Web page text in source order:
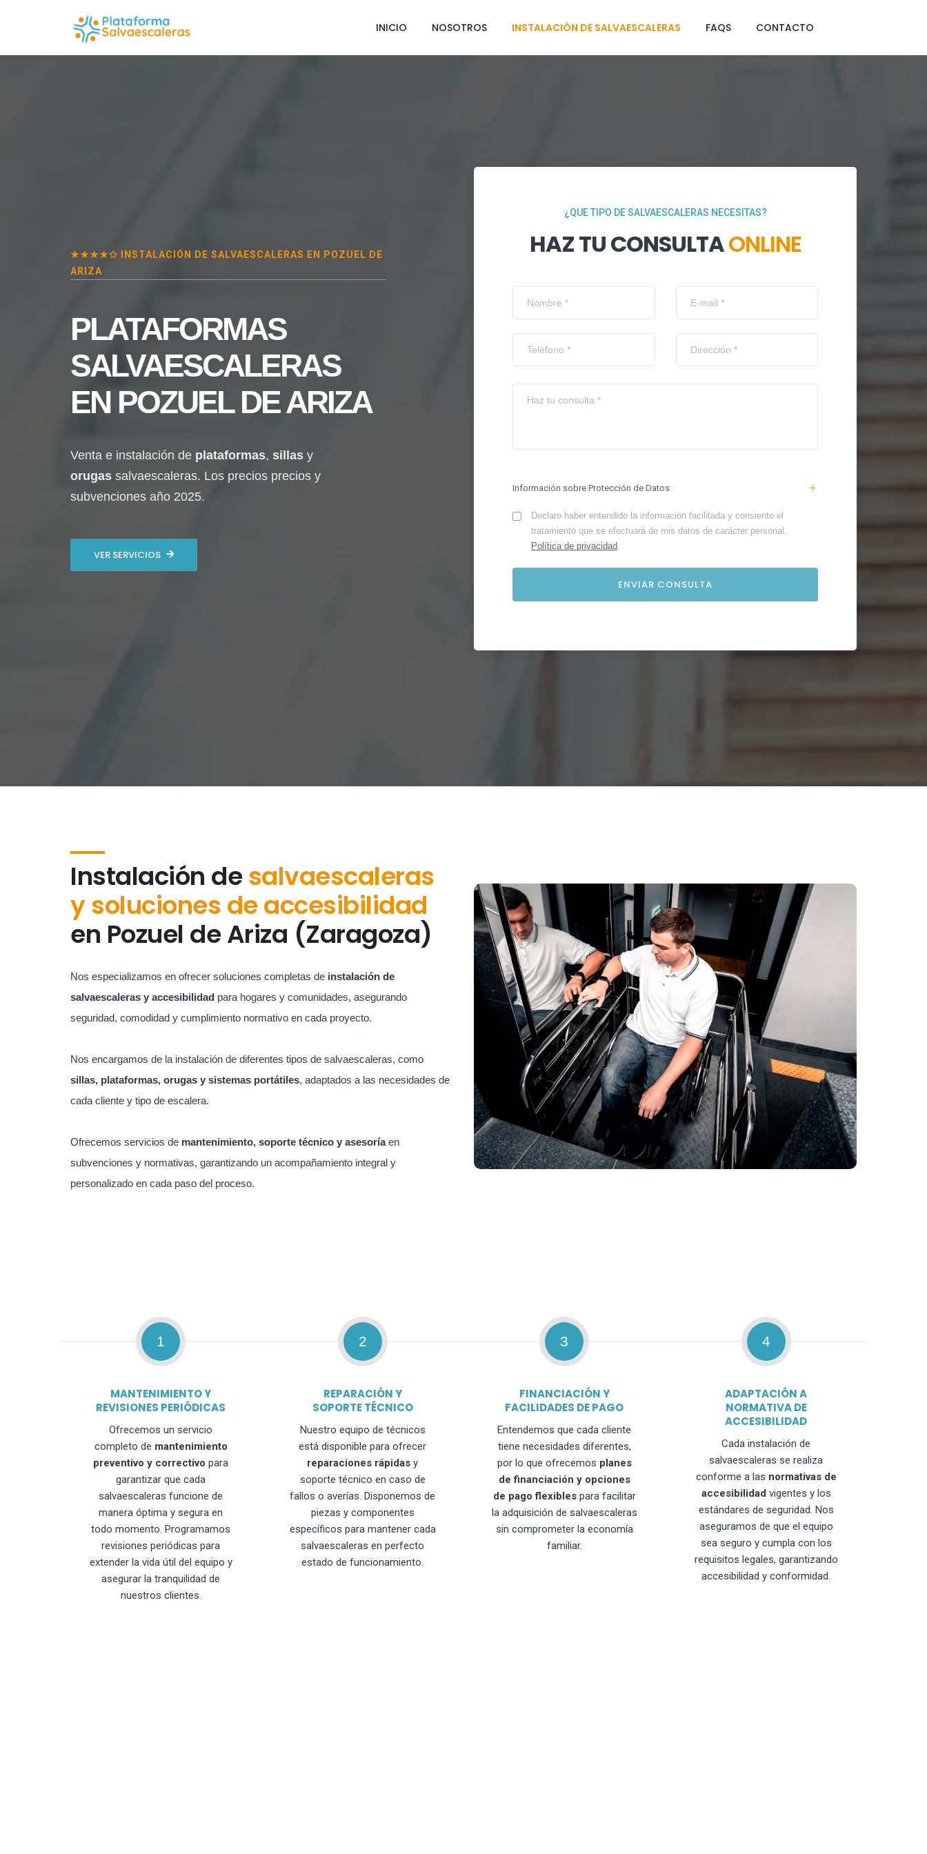
INICIO NOSOTROS INSTALACIÓN DE SALVAESCALERAS FAQS CONTACTO
★★★★✩ INSTALACIÓN DE SALVAESCALERAS EN POZUEL DE
ARIZA
PLATAFORMAS
SALVAESCALERAS
EN POZUEL DE ARIZA
Venta e instalación de plataformas, sillas y
orugas salvaescaleras. Los precios precios y
subvenciones año 2025.
VER SERVICIOS
¿QUE TIPO DE SALVAESCALERAS NECESITAS?
HAZ TU CONSULTAONLINE
Información sobre Protección de Datos
Declaro haber entendido la información facilitada y consiento el
tratamiento que se efectuará de mis datos de carácter personal.
Política de privacidad.
Instalación desalvaescaleras
y soluciones de accesibilidad
en Pozuel de Ariza (Zaragoza)
Nos especializamos en ofrecer soluciones completas de instalación de
salvaescaleras y accesibilidad para hogares y comunidades, asegurando
seguridad, comodidad y cumplimiento normativo en cada proyecto.
Nos encargamos de la instalación de diferentes tipos de salvaescaleras, como
sillas, plataformas, orugas y sistemas portátiles, adaptados a las necesidades de
cada cliente y tipo de escalera.
Ofrecemos servicios de mantenimiento, soporte técnico y asesoríaen
subvenciones y normativas, garantizando un acompañamiento integral y
personalizado en cada paso del proceso.
1
MANTENIMIENTO Y
REVISIONES PERIÓDICAS
Ofrecemos un servicio
completo de mantenimiento
preventivo y correctivo para
garantizar que cada
salvaescaleras funcione de
manera óptima y segura en
todo momento. Programamos
revisiones periódicas para
extender la vida útil del equipo y
asegurar la tranquilidad de
nuestros clientes.
2
REPARACIÓN Y
SOPORTE TÉCNICO
Nuestro equipo de técnicos
está disponible para ofrecer
reparaciones rápidas y
soporte técnico en caso de
fallos o averías. Disponemos de
piezas y componentes
específicos para mantener cada
salvaescaleras en perfecto
estado de funcionamiento.
3
FINANCIACIÓN Y
FACILIDADES DE PAGO
Entendemos que cada cliente
tiene necesidades diferentes,
por lo que ofrecemos planes
de financiación y opciones
de pago flexiblespara facilitar
la adquisición de salvaescaleras
sin comprometer la economía
familiar.
4
ADAPTACIÓN A
NORMATIVA DE
ACCESIBILIDAD
Cada instalación de
salvaescaleras se realiza
conforme a las normativas de
accesibilidad vigentes y los
estándares de seguridad. Nos
aseguramos de que el equipo
sea seguro y cumpla con los
requisitos legales, garantizando
accesibilidad y conformidad.